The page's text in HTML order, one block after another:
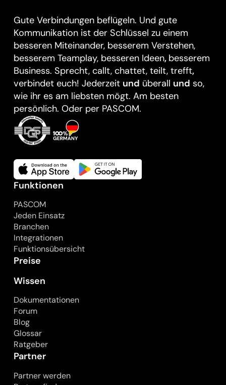
Gute Verbindungen beflügeln. Und gute
Kommunikation ist der Schlüssel zu einem
besseren Miteinander, besserem Verstehen,
besserem Teamplay, besseren Ideen, besserem
Business. Sprecht, callt, chattet, teilt, trefft,
verbindet euch! Jederzeit und überall und so,
wie ihr es am liebsten mögt. Am besten
persönlich. Oder per PASCOM.
Funktionen
PASCOM
Jeden Einsatz
Branchen
Integrationen
Funktionsübersicht
Preise
Wissen
Dokumentationen
Forum
Blog
Glossar
Ratgeber
Partner
Partner werden